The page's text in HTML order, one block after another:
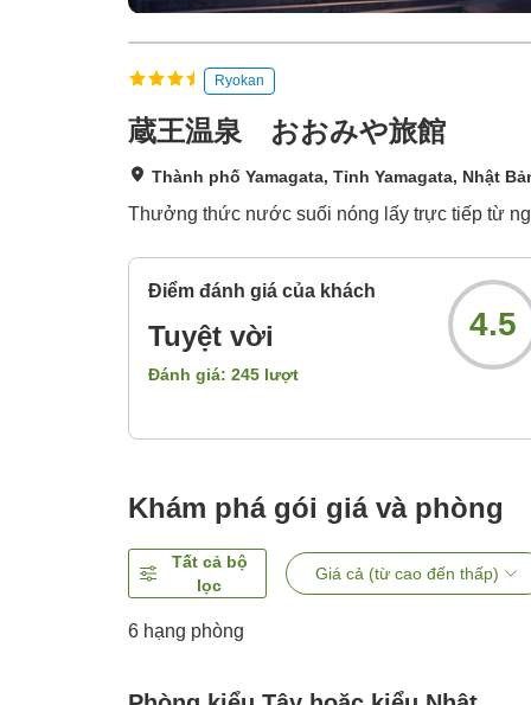
Ryokan
蔵王温泉 おおみや旅館
Thành phố Yamagata, Tỉnh Yamagata, Nhật
Thưởng thức nước suối nóng lấy trực tiếp từ
Điểm đánh giá của khách
Tuyệt vời
Đánh giá: 245 lượt
4.5
Khám phá gói giá và phòng
Tất cả bộ
lọc
Giá cả (từ cao đến thấp)
6 hạng phòng